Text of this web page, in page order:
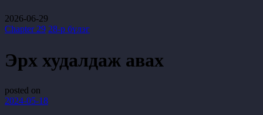
2026-06-29
Chapter 29 28-р бүлэг
Эрх худалдаж авах
posted on
2024-05-18